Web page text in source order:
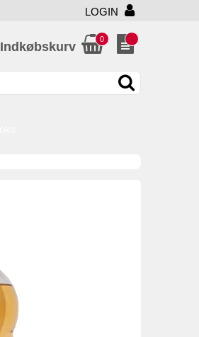
LOGIN
Indkøbskurv
0